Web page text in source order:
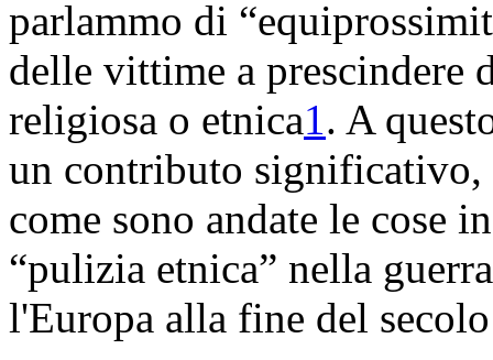
parlammo di
delle vittime a prescindere
religiosa o etnica1. A
un contributo significativo,
come sono andate le cose
“pulizia etnica” nella
l'Europa alla fine del